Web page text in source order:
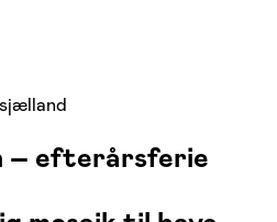
– efterårsferie